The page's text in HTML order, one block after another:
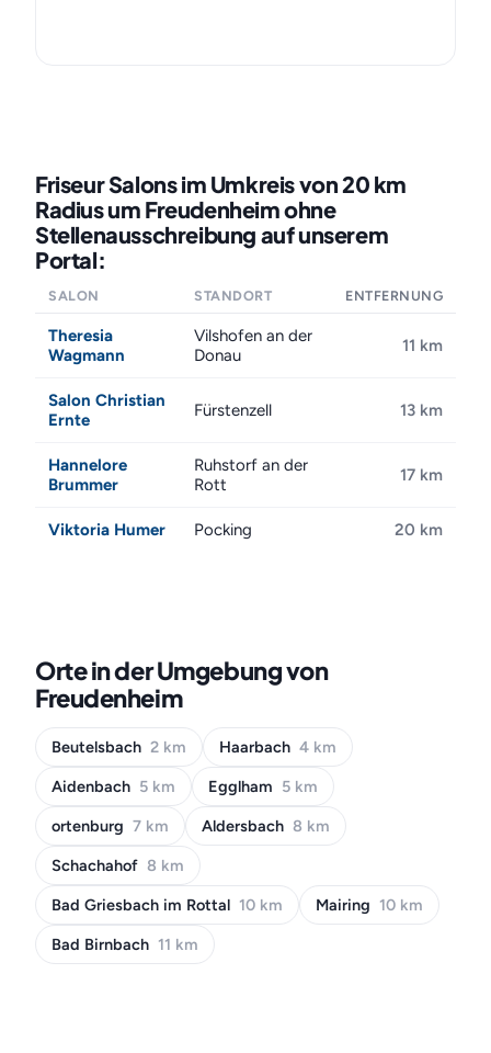
Friseur Salons im Umkreis von 20 km
Radius um Freudenheim ohne
Stellenausschreibung auf unserem
Portal:
SALON STANDORT ENTFERNUNG
Theresia
Wagmann
Vilshofen an der
Donau
11 km
Salon Christian
Ernte
Fürstenzell 13 km
Hannelore
Brummer
Ruhstorf an der
Rott
17 km
Viktoria Humer Pocking 20 km
Orte in der Umgebung von
Freudenheim
Beutelsbach 2 km Haarbach 4 km
Aidenbach 5 km Egglham 5 km
ortenburg 7 km Aldersbach 8 km
Schachahof 8 km
Bad Griesbach im Rottal 10 km Mairing 10 km
Bad Birnbach 11 km